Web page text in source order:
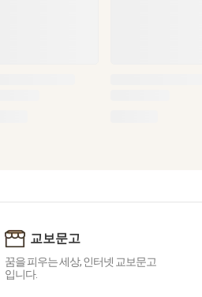
교보문고
꿈을 피우는 세상, 인터넷 교보문고
입니다.